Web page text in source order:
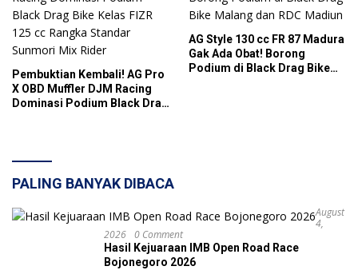
Pembuktian Kembali! AG Pro
X OBD Muffler DJM Racing
Dominasi Podium Black Drag
AG Style 130 cc FR 87 Madura
Gak Ada Obat! Borong
Podium di Black Drag Bike
PALING BANYAK DIBACA
August
4,
2026 0 Comment
Hasil Kejuaraan IMB Open Road Race
Bojonegoro 2026